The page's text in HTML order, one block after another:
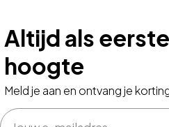
Altijd als
hoogte
Meld je aan en ontvang je
Email